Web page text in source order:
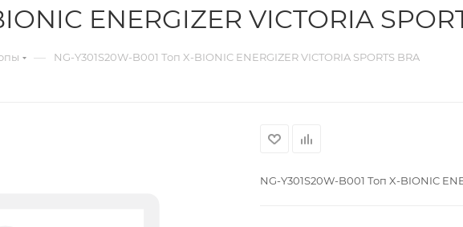
ENERGIZER VICTORIA
— NG-Y301S20W-B001 Топ X-BIONIC ENERGIZER VICTORIA SPORTS BRA
NG-Y301S20W-B001 Топ X-BIONIC